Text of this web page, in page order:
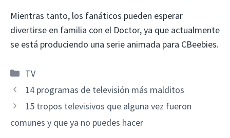
Mientras tanto, los fanáticos pueden esperar
divertirse en familia con el Doctor, ya que actualmente
se está produciendo una serie animada para CBeebies.
Categorías
TV
14 programas de televisión más malditos
15 tropos televisivos que alguna vez fueron
comunes y que ya no puedes hacer